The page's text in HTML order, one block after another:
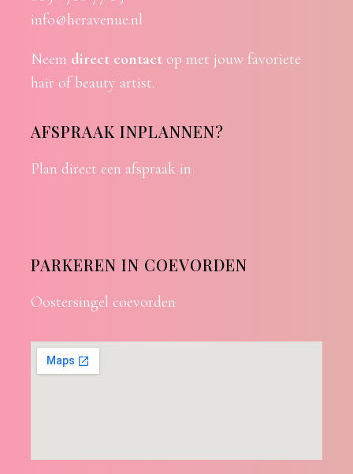
info@heravenue.nl
Neem direct contactop met jouw favoriete
hair of beauty artist.
AFSPRAAK INPLANNEN?
Plan direct een afspraak in
PARKEREN IN COEVORDEN
Oostersingel coevorden